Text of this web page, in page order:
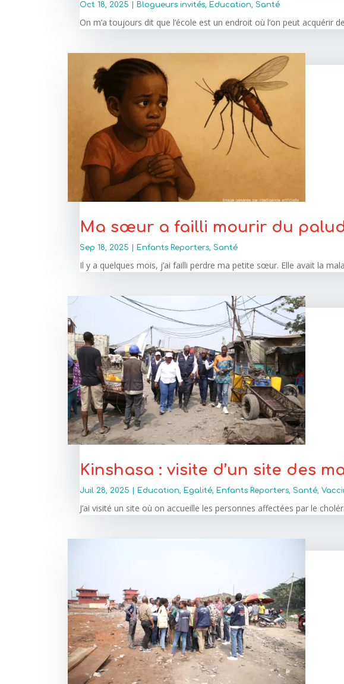
Oct 18, 2025 Blogueurs invités, Education, Santé
On m’a toujours dit que l’école est un endroit où l’on peut acquérir
Ma sœur a failli mourir du
Sep 18, 2025 Enfants Reporters, Santé
Il y a quelques mois, j’ai failli perdre ma petite sœur. Elle avait la
Kinshasa : visite d’un site des
Juil 28, 2025 Education, Egalité, Enfants Reporters, Santé,
J’ai visité un site où on accueille les personnes affectées par le